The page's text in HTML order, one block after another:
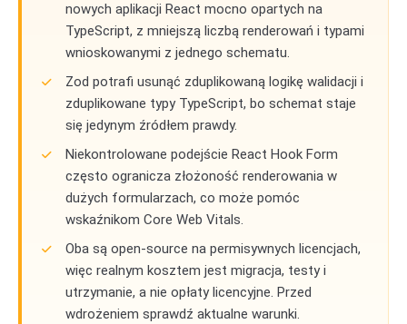
nowych aplikacji React mocno opartych na
TypeScript, z mniejszą liczbą renderowań i typami
wnioskowanymi z jednego schematu.
Zod potrafi usunąć zduplikowaną logikę walidacji i
zduplikowane typy TypeScript, bo schemat staje
się jedynym źródłem prawdy.
Niekontrolowane podejście React Hook Form
często ogranicza złożoność renderowania w
dużych formularzach, co może pomóc
wskaźnikom Core Web Vitals.
Oba są open-source na permisywnych licencjach,
więc realnym kosztem jest migracja, testy i
utrzymanie, a nie opłaty licencyjne. Przed
wdrożeniem sprawdź aktualne warunki.